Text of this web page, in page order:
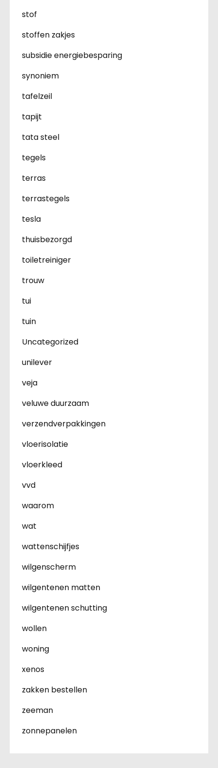
stof
stoffen zakjes
subsidie energiebesparing
synoniem
tafelzeil
tapijt
tata steel
tegels
terras
terrastegels
tesla
thuisbezorgd
toiletreiniger
trouw
tui
tuin
Uncategorized
unilever
veja
veluwe duurzaam
verzendverpakkingen
vloerisolatie
vloerkleed
vvd
waarom
wat
wattenschijfjes
wilgenscherm
wilgentenen matten
wilgentenen schutting
wollen
woning
xenos
zakken bestellen
zeeman
zonnepanelen